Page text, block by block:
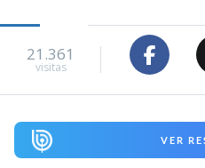
21.361
visitas
VER